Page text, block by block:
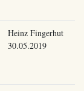
Heinz Fingerhut
30.05.2019